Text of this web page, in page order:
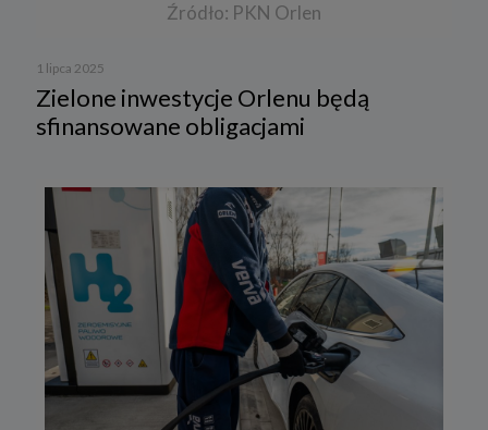
Źródło: PKN Orlen
1 lipca 2025
Zielone inwestycje Orlenu będą
sfinansowane obligacjami